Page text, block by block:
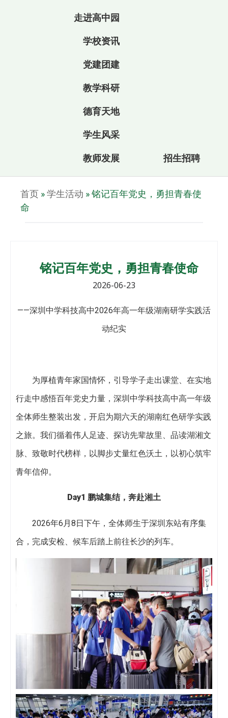
走进高中园
学校资讯
党建团建
教学科研
德育天地
学生风采
教师发展 招生招聘
首页 »学生活动 »铭记百年党史，勇担青春使
命
铭记百年党史，勇担青春使命
2026-06-23
——深圳中学科技高中2026年高一年级湖南研学实践活
动纪实
为厚植青年家国情怀，引导学子走出课堂、在实地
行走中感悟百年党史力量，深圳中学科技高中高一年级
全体师生整装出发，开启为期六天的湖南红色研学实践
之旅。我们循着伟人足迹、探访先辈故里、品读湖湘文
脉、致敬时代榜样，以脚步丈量红色沃土，以初心筑牢
青年信仰。
Day1 鹏城集结，奔赴湘土
2026年6月8日下午，全体师生于深圳东站有序集
合，完成安检、候车后踏上前往长沙的列车。